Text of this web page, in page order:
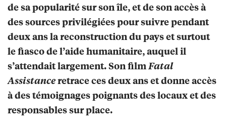
de sa popularité sur son île, et de son accès à
des sources privilégiées pour suivre pendant
deux ans la reconstruction du pays et surtout
le fiasco de l’aide humanitaire, auquel il
s’attendait largement. Son filmFatal
Assistanceretrace ces deux ans et donne accès
à des témoignages poignants des locaux et des
responsables sur place.